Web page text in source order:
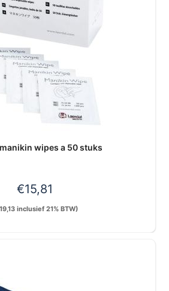
wipes a 50 stuks
€15,81
19,13inclusief 21% BTW)